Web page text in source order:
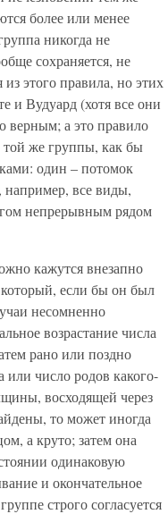
более или менее
никогда не
сохраняется, не
этого правила, но этих
и Вудуард (хотя все они
верным; а это правило
той же группы, как бы
один – потомок
например, все виды,
непрерывным рядом
кажутся внезапно
если бы он был
несомненно
возрастание числа
рано или поздно
или число родов какого-
восходящей через
то может иногда
а круто; затем она
одинаковую
и окончательное
строго согласуется